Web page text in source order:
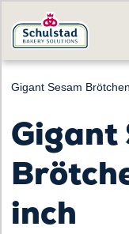
Gigant Sesam
Gigant
inch